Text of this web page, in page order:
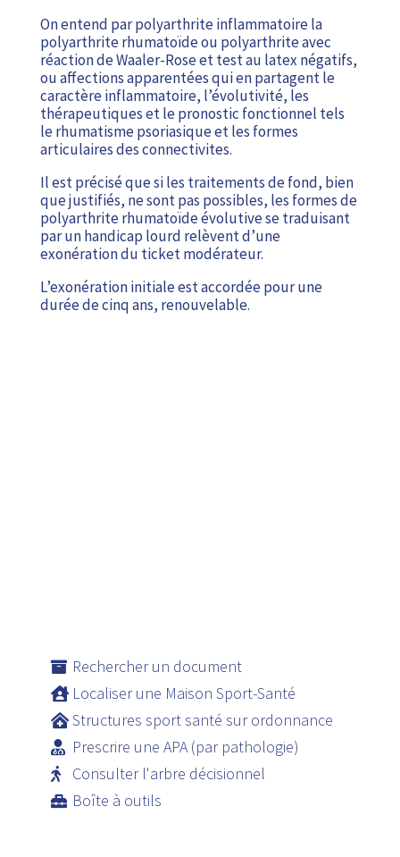
On entend par polyarthrite inflammatoire la
polyarthrite rhumatoïde ou polyarthrite avec
réaction de Waaler-Rose et test au latex négatifs,
ou affections apparentées qui en partagent le
caractère inflammatoire, l’évolutivité, les
thérapeutiques et le pronostic fonctionnel tels
le rhumatisme psoriasique et les formes
articulaires des connectivites.
Il est précisé que si les traitements de fond, bien
que justifiés, ne sont pas possibles, les formes de
polyarthrite rhumatoïde évolutive se traduisant
par un handicap lourd relèvent d’une
exonération du ticket modérateur.
L’exonération initiale est accordée pour une
durée de cinq ans, renouvelable.
Rechercher un document
Localiser une Maison Sport-Santé
Structures sport santé sur ordonnance
Prescrire une APA (par pathologie)
Consulter l'arbre décisionnel
Boîte à outils